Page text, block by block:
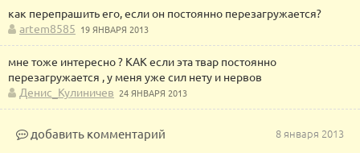
как перепрашить его, если он постоянно перезагружается?
artem8585 19 ЯНВАРЯ 2013
мне тоже интересно ? КАК если эта твар постоянно
перезагружается , у меня уже сил нету и нервов
Денис_Кулиничев 24 ЯНВАРЯ 2013
8 января 2013
добавить комментарий